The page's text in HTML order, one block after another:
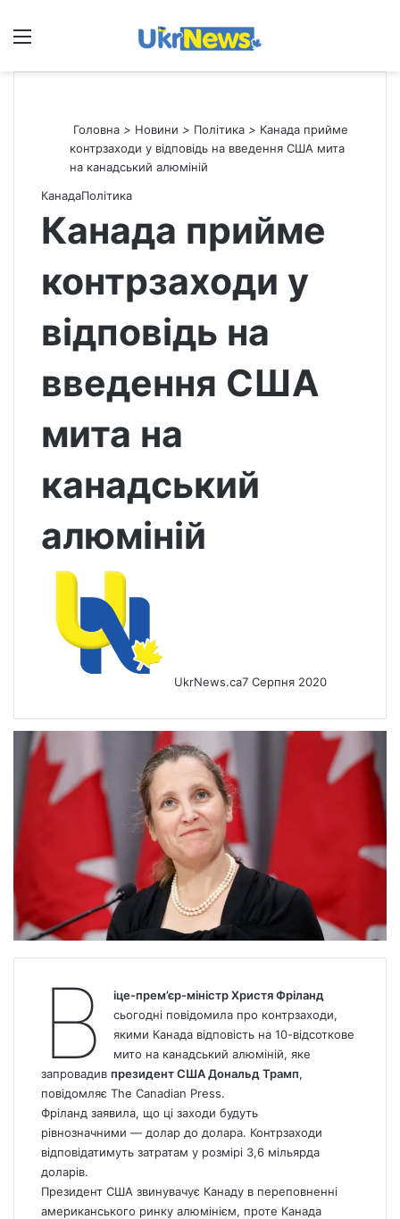
Меню
Головна > Новини > Політика > Канада прийме
контрзаходи у відповідь на введення США мита
на канадський алюміній
КанадаПолітика
Канада прийме
контрзаходи у
відповідь на
введення США
мита на
канадський
алюміній
UkrNews.ca7 Серпня 2020
В
іце-прем’єр-міністр Христя Фріланд
сьогодні повідомила про контрзаходи,
якими Канадавідповість на 10-відсоткове
мито на канадський алюміній, яке
запровадив президент США Дональд Трамп,
повідомляє The Canadian Press.
Фріланд заявила, що ці заходи будуть
рівнозначними — долар до долара. Контрзаходи
відповідатимуть затратам у розмірі 3,6 мільярда
доларів.
Президент США звинувачує Канаду в переповненні
американського ринку алюмінієм, проте Канада